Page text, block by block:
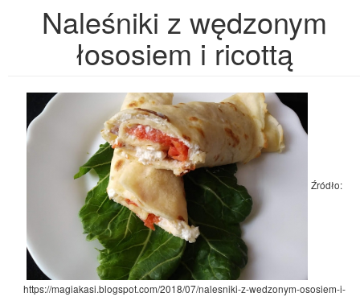
Naleśniki z wędzonym
łososiem i ricottą
Źródło:
https://magiakasi.blogspot.com/2018/07/nalesniki-z-wedzonym-ososiem-i-